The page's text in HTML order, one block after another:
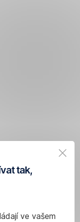
tak,
ve vašem